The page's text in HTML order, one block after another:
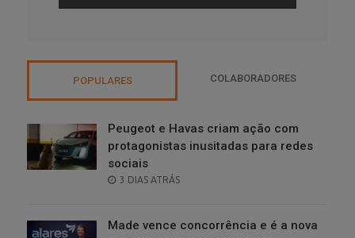
POPULARES COLABORADORES
Peugeot e Havas criam ação com
protagonistas inusitadas para redes
sociais
POSTED
3 DIAS ATRÁS
Made vence concorrência e é a nova